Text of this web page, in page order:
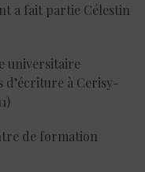
a fait partie Célestin
universitaire
à Cerisy-
de formation